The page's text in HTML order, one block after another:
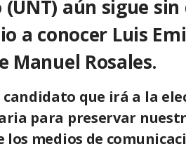
aún sigue
a conocer Luis
Rosales.
que irá a la
para preservar
medios de